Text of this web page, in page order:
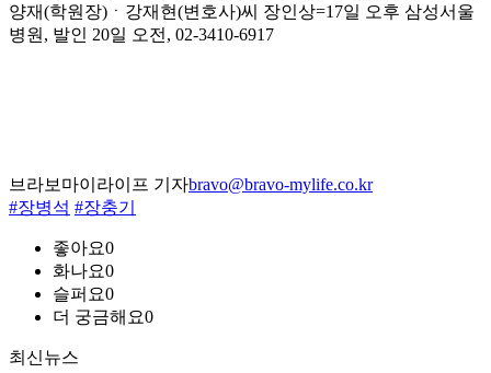
양재(학원장)ㆍ강재현(변호사)씨 장인상=17일 오후 삼성서울
병원, 발인 20일 오전, 02-3410-6917
브라보마이라이프 기자bravo@bravo-mylife.co.kr
#장병석 #장충기
좋아요0
화나요0
슬퍼요0
더 궁금해요0
최신뉴스